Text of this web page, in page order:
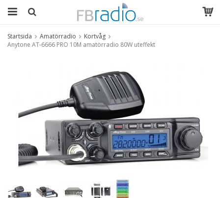
Startsida Amatörradio
Kortvåg
Anytone AT-6666 PRO 10M amatörradio 80W uteffekt